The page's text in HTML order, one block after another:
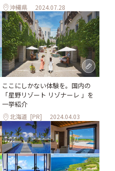
沖縄県 2024.07.28
ここにしかない体験を。国内の
「星野リゾート リゾナーレ 」を
一挙紹介
北海道 [PR] 2024.04.03